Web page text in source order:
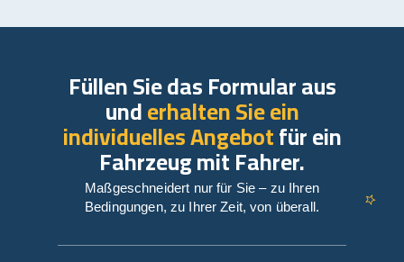
Füllen Sie das Formular aus
underhalten Sie ein
individuelles Angebotfür ein
Fahrzeug mit Fahrer.
Maßgeschneidert nur für Sie – zu Ihren
Bedingungen, zu Ihrer Zeit, von überall.